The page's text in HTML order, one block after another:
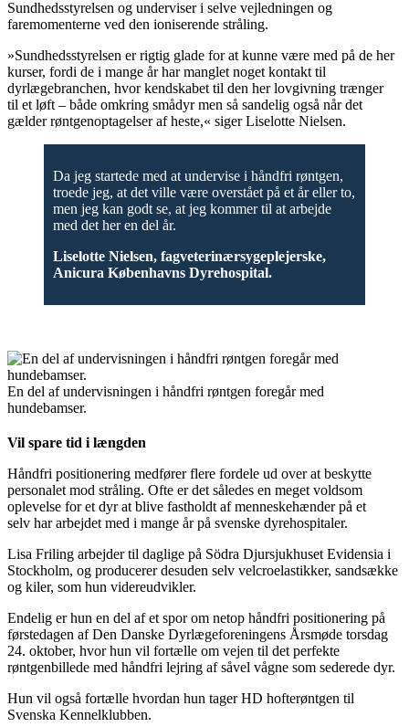
Sundhedsstyrelsen og underviser i selve vejledningen og
faremomenterne ved den ioniserende stråling.
»Sundhedsstyrelsen er rigtig glade for at kunne være med på de her
kurser, fordi de i mange år har manglet noget kontakt til
dyrlægebranchen, hvor kendskabet til den her lovgivning trænger
til et løft – både omkring smådyr men så sandelig også når det
gælder røntgenoptagelser af heste,« siger Liselotte Nielsen.
Da jeg startede med at undervise i håndfri røntgen,
troede jeg, at det ville være overstået på et år eller to,
men jeg kan godt se, at jeg kommer til at arbejde
med det her en del år.
Liselotte Nielsen, fagveterinærsygeplejerske,
Anicura Københavns Dyrehospital.
En del af undervisningen i håndfri røntgen foregår med
hundebamser.
Vil spare tid i længden
Håndfri positionering medfører flere fordele ud over at beskytte
personalet mod stråling. Ofte er det således en meget voldsom
oplevelse for et dyr at blive fastholdt af menneskehænder på et
selv har arbejdet med i mange år på svenske dyrehospitaler.
Lisa Friling arbejder til daglige på Södra Djursjukhuset Evidensia i
Stockholm, og producerer desuden selv velcroelastikker, sandsække
og kiler, som hun videreudvikler.
Endelig er hun en del af et spor om netop håndfri positionering på
førstedagen af Den Danske Dyrlægeforeningens Årsmøde torsdag
24. oktober, hvor hun vil fortælle om vejen til det perfekte
røntgenbillede med håndfri lejring af såvel vågne som sederede dyr.
Hun vil også fortælle hvordan hun tager HD hofterøntgen til
Svenska Kennelklubben.